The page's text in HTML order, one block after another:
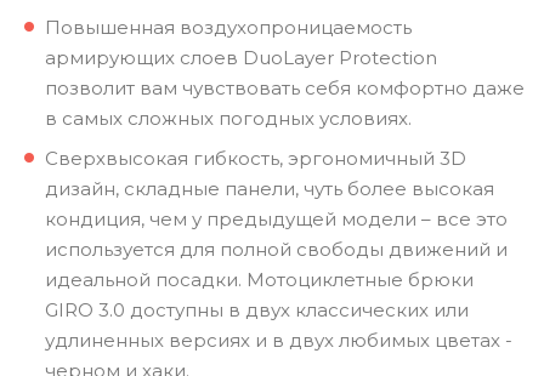
Повышенная воздухопроницаемость
армирующих слоев DuoLayer Protection
позволит вам чувствовать себя комфортно даже
в самых сложных погодных условиях.
Сверхвысокая гибкость, эргономичный 3D
дизайн, складные панели, чуть более высокая
кондиция, чем у предыдущей модели – все это
используется для полной свободы движений и
идеальной посадки. Мотоциклетные брюки
GIRO 3.0 доступны в двух классических или
удлиненных версиях и в двух любимых цветах -
черном и хаки.